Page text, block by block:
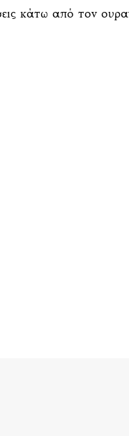
κάτω από τον